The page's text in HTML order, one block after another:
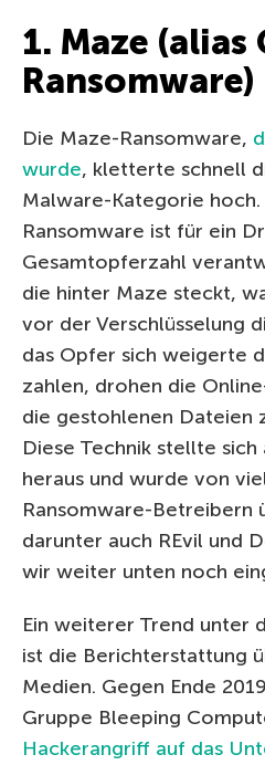
1. Maze (alias
Ransomware)
Die Maze-Ransomware,
wurde, kletterte schnell
Malware-Kategorie hoch.
Ransomware ist für ein
Gesamtopferzahl
die hinter Maze steckt,
vor der Verschlüsselung
das Opfer sich weigerte
zahlen, drohen die
die gestohlenen Dateien
Diese Technik stellte
heraus und wurde von
Ransomware-Betreibern
darunter auch REvil und
wir weiter unten noch
Ein weiterer Trend unter
ist die Berichterstattung
Medien. Gegen Ende
Gruppe Bleeping
Hackerangriff auf das